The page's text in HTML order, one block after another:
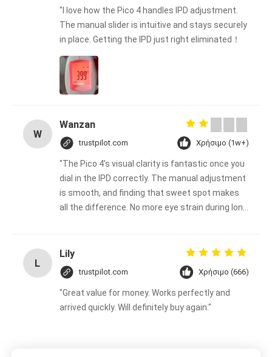
"I love how the Pico 4 handles IPD adjustment.
The manual slider is intuitive and stays securely
in place. Getting the IPD just right eliminated！
W
Wanzan
trustpilot.com Χρήσιμο (1w+)
"The Pico 4's visual clarity is fantastic once you
dial in the IPD correctly. The manual adjustment
is smooth, and finding that sweet spot makes
all the difference. No more eye strain during long
fantastic once you dial in the IPD correctly. The
manual adjustment is smooth, and finding that
sweet spot makes all the difference. No more
eye strain during long sessions. Highly
recommend taking the time to set it up
L
Lily
trustpilot.com Χρήσιμο (666)
"Great value for money. Works perfectly and
arrived quickly. Will definitely buy again."